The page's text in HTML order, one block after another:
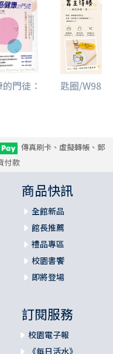
門徒： 匙圈/
傳真刷卡、虛擬轉帳、郵
付款
商品快訊
全館新品
館長推薦
禮品專區
校園書饗
即將登場
訂閱服務
校園電子報
《每日活水》